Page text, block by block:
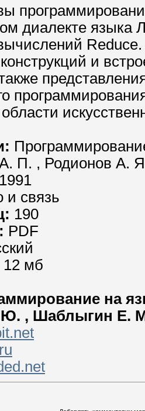
диалекте
конструкций и
П. , Родионов А.
1991
и связь
190
PDF
12 мб
на
, Шаблыгин Е.